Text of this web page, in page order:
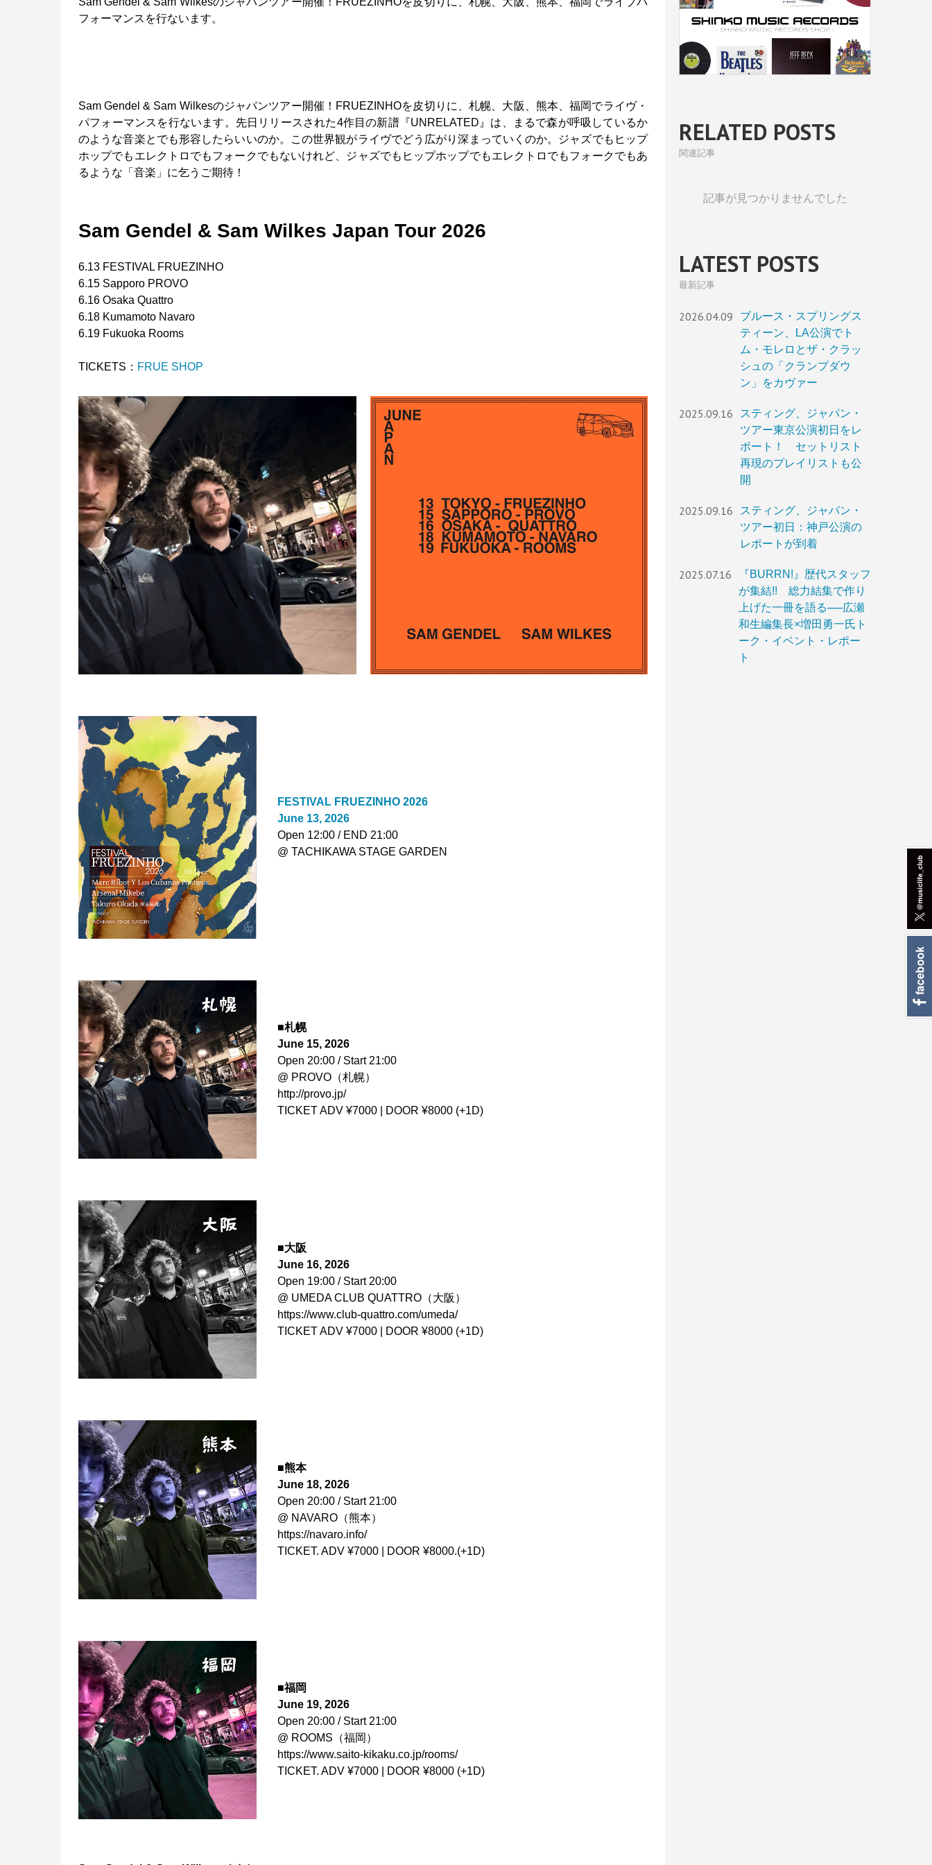
フォーマンスを行ないます。
Sam Gendel & Sam Wilkesのジャパンツアー開催！FRUEZINHOを皮切りに、札幌、大阪、熊本、福岡でライヴ・
パフォーマンスを行ないます。先日リリースされた4作目の新譜『UNRELATED』は、まるで森が呼吸しているか
のような音楽とでも形容したらいいのか。この世界観がライヴでどう広がり深まっていくのか。ジャズでもヒップ
ホップでもエレクトロでもフォークでもないけれど、ジャズでもヒップホップでもエレクトロでもフォークでもあ
るような「音楽」に乞うご期待！
Sam Gendel & Sam Wilkes Japan Tour 2026
6.13 FESTIVAL FRUEZINHO
6.15 Sapporo PROVO
6.16 Osaka Quattro
6.18 Kumamoto Navaro
6.19 Fukuoka Rooms
TICKETS： FRUE SHOP
FESTIVAL FRUEZINHO 2026
June 13, 2026
Open 12:00 / END 21:00
@ TACHIKAWA STAGE GARDEN
■札幌
June 15, 2026
Open 20:00 / Start 21:00
@ PROVO（札幌）
http://provo.jp/
TICKET ADV ¥7000 | DOOR ¥8000 (+1D)
■大阪
June 16, 2026
Open 19:00 / Start 20:00
@ UMEDA CLUB QUATTRO（大阪）
https://www.club-quattro.com/umeda/
TICKET ADV ¥7000 | DOOR ¥8000 (+1D)
■熊本
June 18, 2026
Open 20:00 / Start 21:00
@ NAVARO（熊本）
https://navaro.info/
TICKET. ADV ¥7000 | DOOR ¥8000.(+1D)
■福岡
June 19, 2026
Open 20:00 / Start 21:00
@ ROOMS（福岡）
https://www.saito-kikaku.co.jp/rooms/
TICKET. ADV ¥7000 | DOOR ¥8000 (+1D)
RELATED POSTS
関連記事
記事が見つかりませんでした
LATEST POSTS
最新記事
2026.04.09
ブルース・スプリングス
ティーン、LA公演でト
ム・モレロとザ・クラッ
シュの「クランプダウ
ン」をカヴァー
2025.09.16
スティング、ジャパン・
ツアー東京公演初日をレ
ポート！ セットリスト
再現のプレイリストも公
開
2025.09.16
スティング、ジャパン・
ツアー初日：神戸公演の
レポートが到着
2025.07.16
『BURRN!』歴代スタッフ
が集結!! 総力結集で作り
上げた一冊を語る──広瀬
和生編集長×増田勇一氏ト
ーク・イベント・レポー
ト